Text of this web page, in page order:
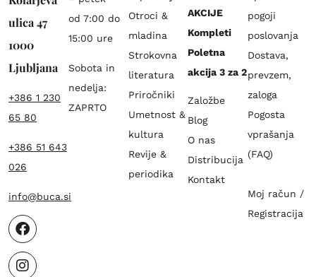
ulica 47
1000
Ljubljana
+386 1 230
65 80
+386 51 643
026
info@buca.si
od 7:00 do
15:00 ure
Sobota in
nedelja:
ZAPRTO
Otroci &
mladina
Strokovna
literatura
Priročniki
Umetnost &
kultura
Revije &
periodika
AKCIJE
Kompleti
Poletna
akcija 3 za 2
Založbe
Blog
O nas
Distribucija
Kontakt
pogoji
poslovanja
Dostava,
prevzem,
zaloga
Pogosta
vprašanja
(FAQ)
Moj račun /
Registracija